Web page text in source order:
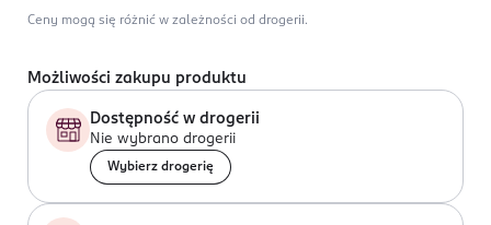
Ceny mogą się różnić w zależności od drogerii.
Możliwości zakupu produktu
Dostępność w drogerii
Nie wybrano drogerii
Wybierz drogerię